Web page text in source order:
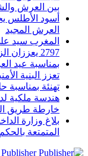
بين العرش
أسود الأطلس
العرش المجيد
المغرب سيد
2797 يعززان الزخم الدبلوماسي
بمناسبة عيد
تعزز البنية
تهنئة بمناسبة حلول
هندسة ملكية
خارطة طريق
بلاغ وزارة
المتمتعة
Publisher - الجالية - موقع إلكتروني إخباري